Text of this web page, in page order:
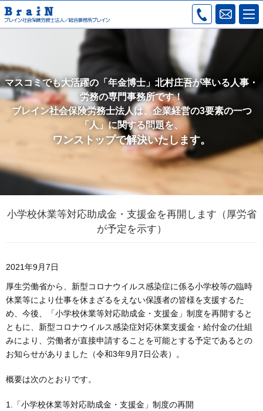
マスコミでも大活躍の「年金博士」北村庄吾が率いる人事・
労務の専門事務所です！
ブレイン社会保険労務士法人は、企業経営の3要素の一つ
「人」に関する問題を、
ワンストップで解決いたします。
小学校休業等対応助成金・支援金を再開します（厚労省
が予定を示す）
2021年9月7日
厚生労働省から、新型コロナウイルス感染症に係る小学校等の臨時
休業等により仕事を休まざるをえない保護者の皆様を支援するた
め、今後、「小学校休業等対応助成金・支援金」制度を再開すると
ともに、新型コロナウイルス感染症対応休業支援金・給付金の仕組
みにより、労働者が直接申請することを可能とする予定であるとの
お知らせがありました（令和3年9月7日公表）。
概要は次のとおりです。
1.「小学校休業等対応助成金・支援金」制度の再開